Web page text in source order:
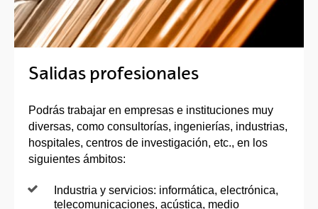
Salidas profesionales
Podrás trabajar en empresas e instituciones muy
diversas, como consultorías, ingenierías, industrias,
hospitales, centros de investigación, etc., en los
siguientes ámbitos:
Industria y servicios: informática, electrónica,
telecomunicaciones, acústica, medio